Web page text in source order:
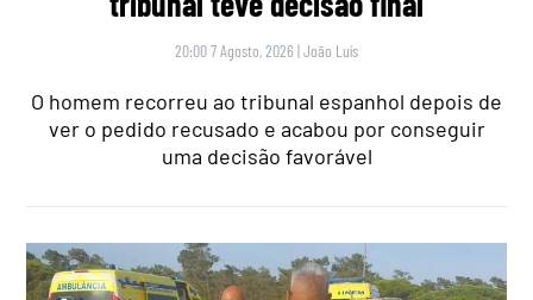
20:00 7 Agosto, 2026 |João Luís
O homem recorreu ao tribunal espanhol depois de
ver o pedido recusado e acabou por conseguir
uma decisão favorável